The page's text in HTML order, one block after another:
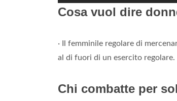
Cosa vuol dire
· Il femminile regolare di
al di fuori di un esercito regolare.
Chi combatte per